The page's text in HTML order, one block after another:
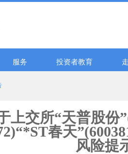
服务 投资者教育
上交所“天普股份
春天
风险提